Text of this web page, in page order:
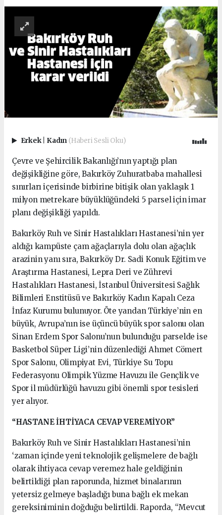
Erkek Kadın (Haberi Sesli Oku)
Çevre ve Şehircilik Bakanlığı’nın yaptığı plan
değişikliğine göre, Bakırköy Zuhuratbaba mahallesi
sınırları içerisinde birbirine bitişik olan yaklaşık 1
milyon metrekare büyüklüğündeki 5 parsel için imar
planı değişikliği yapıldı.
Bakırköy Ruh ve Sinir Hastalıkları Hastanesi’nin yer
aldığı kampüste çam ağaçlarıyla dolu olan ağaçlık
arazinin yanı sıra, Bakırköy Dr. Sadi Konuk Eğitim ve
Araştırma Hastanesi, Lepra Deri ve Zührevi
Hastalıkları Hastanesi, İstanbul Üniversitesi Sağlık
Bilimleri Enstitüsü ve Bakırköy Kadın Kapalı Ceza
İnfaz Kurumu bulunuyor. Öte yandan Türkiye’nin en
büyük, Avrupa’nın ise üçüncü büyük spor salonu olan
Sinan Erdem Spor Salonu’nun bulunduğu parselde ise
Basketbol Süper Ligi’nin düzenlediği Ahmet Cömert
Spor Salonu, Olimpiyat Evi, Türkiye Su Topu
Federasyonu Olimpik Yüzme Havuzu ile Gençlik ve
Spor il müdürlüğü havuzu gibi önemli spor tesisleri
yer alıyor.
“HASTANE İHTİYACA CEVAP VEREMİYOR”
Bakırköy Ruh ve Sinir Hastalıkları Hastanesi’nin
‘zaman içinde yeni teknolojik gelişmelere de bağlı
olarak ihtiyaca cevap veremez hale geldiğinin
belirtildiği plan raporunda, hizmet binalarının
yetersiz gelmeye başladığı buna bağlı ek mekan
gereksiniminin doğduğu belirtildi. Raporda, “Mevcut